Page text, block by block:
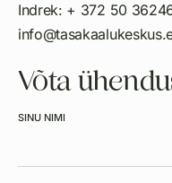
Indrek: + 372 50
Võta
SINU NIMI